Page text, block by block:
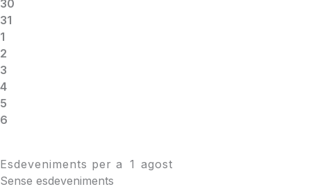
30
31
1
2
3
4
5
6
Esdeveniments per a 1 agost
Sense esdeveniments